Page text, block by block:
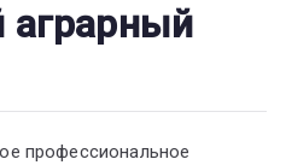
аграрный
профессиональное